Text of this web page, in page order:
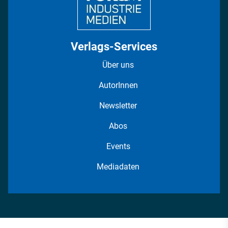
Verlags-Services
Über uns
AutorInnen
Newsletter
Abos
Events
Mediadaten